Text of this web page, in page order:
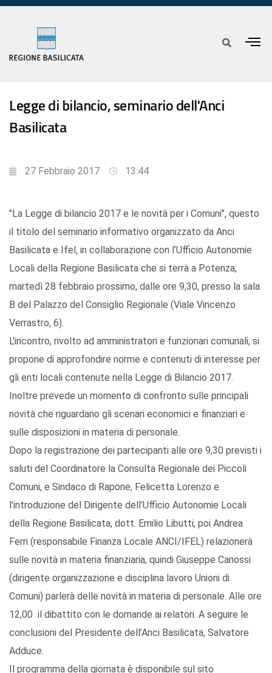
Legge di bilancio, seminario dell'Anci
Basilicata
27 Febbraio 2017 13:44
"La Legge di bilancio 2017 e le novità per i Comuni", questo
il titolo del seminario informativo organizzato da Anci
Basilicata e Ifel, in collaborazione con l’Ufficio Autonomie
Locali della Regione Basilicata che si terrà a Potenza,
martedì 28 febbraio prossimo, dalle ore 9,30, presso la sala
B del Palazzo del Consiglio Regionale (Viale Vincenzo
Verrastro, 6).
L'incontro, rivolto ad amministratori e funzionari comunali, si
propone di approfondire norme e contenuti di interesse per
gli enti locali contenute nella Legge di Bilancio 2017.
Inoltre prevede un momento di confronto sulle principali
novità che riguardano gli scenari economici e finanziari e
sulle disposizioni in materia di personale.
Dopo la registrazione dei partecipanti alle ore 9,30 previsti i
saluti del Coordinatore la Consulta Regionale dei Piccoli
Comuni, e Sindaco di Rapone, Felicetta Lorenzo e
l'introduzione del Dirigente dell’Ufficio Autonomie Locali
della Regione Basilicata, dott. Emilio Libutti, poi Andrea
Ferri (responsabile Finanza Locale ANCI/IFEL) relazionerà
sulle novità in materia finanziaria, quindi Giuseppe Canossi
(dirigente organizzazione e disciplina lavoro Unioni di
Comuni) parlerà delle novità in materia di personale. Alle ore
12,00 il dibattito con le domande ai relatori. A seguire le
conclusioni del Presidente dell’Anci Basilicata, Salvatore
Adduce.
Il programma della giornata è disponibile sul sito